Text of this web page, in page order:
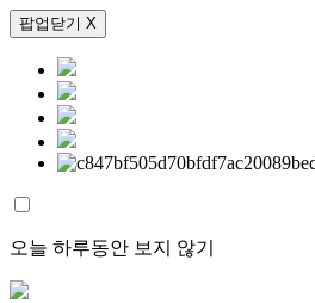
팝업닫기 X
오늘 하루동안 보지 않기